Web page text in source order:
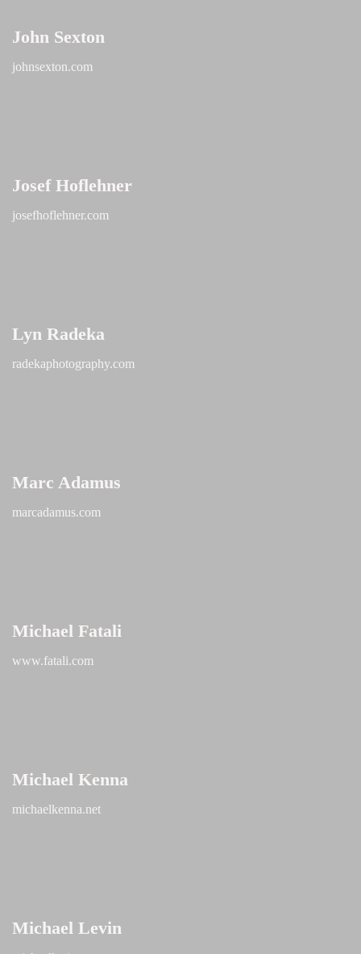
John Sexton
johnsexton.com
Josef Hoflehner
josefhoflehner.com
Lyn Radeka
radekaphotography.com
Marc Adamus
marcadamus.com
Michael Fatali
www.fatali.com
Michael Kenna
michaelkenna.net
Michael Levin